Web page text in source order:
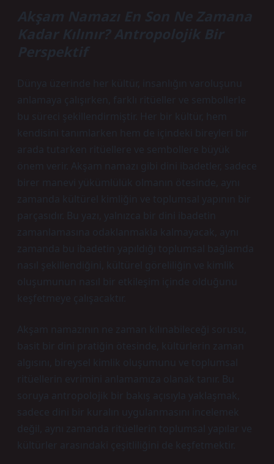
Akşam Namazı En Son Ne Zamana
Kadar Kılınır? Antropolojik Bir
Perspektif
Dünya üzerinde her kültür, insanlığın varoluşunu
anlamaya çalışırken, farklı ritüeller ve sembollerle
bu süreci şekillendirmiştir. Her bir kültür, hem
kendisini tanımlarken hem de içindeki bireyleri bir
arada tutarken ritüellere ve sembollere büyük
önem verir. Akşam namazı gibi dini ibadetler, sadece
birer manevi yükümlülük olmanın ötesinde, aynı
zamanda kültürel kimliğin ve toplumsal yapının bir
parçasıdır. Bu yazı, yalnızca bir dini ibadetin
zamanlamasına odaklanmakla kalmayacak, aynı
zamanda bu ibadetin yapıldığı toplumsal bağlamda
nasıl şekillendiğini, kültürel göreliliğin ve kimlik
oluşumunun nasıl bir etkileşim içinde olduğunu
keşfetmeye çalışacaktır.
Akşam namazının ne zaman kılınabileceği sorusu,
basit bir dini pratiğin ötesinde, kültürlerin zaman
algısını, bireysel kimlik oluşumunu ve toplumsal
ritüellerin evrimini anlamamıza olanak tanır. Bu
soruya antropolojik bir bakış açısıyla yaklaşmak,
sadece dini bir kuralın uygulanmasını incelemek
değil, aynı zamanda ritüellerin toplumsal yapılar ve
kültürler arasındaki çeşitliliğini de keşfetmektir.